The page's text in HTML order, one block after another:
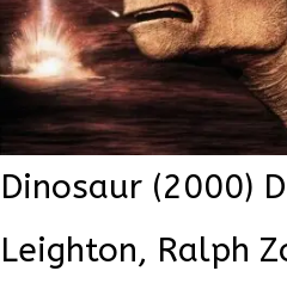
Dinosaur (2000)
Leighton, Ralph